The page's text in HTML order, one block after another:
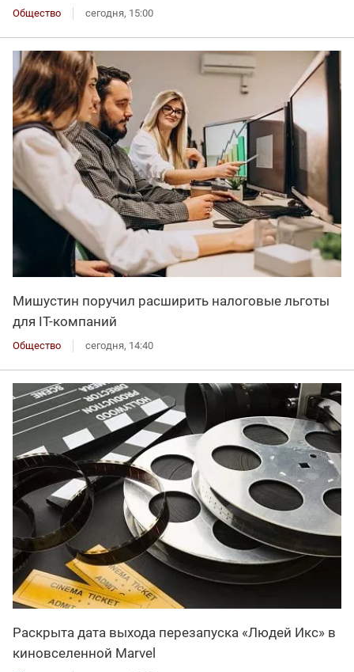
Общество сегодня, 15:00
Мишустин поручил расширить налоговые льготы
для IT-компаний
Общество сегодня, 14:40
Раскрыта дата выхода перезапуска «Людей Икс» в
киновселенной Marvel